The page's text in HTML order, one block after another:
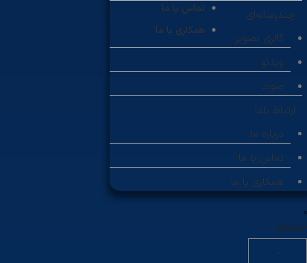
تماس با ما
همکاری با ما
چندرسانه‌ای
گالری تصویر
ویدئو
صوت
ارتباط باما
درباره ما
تماس با ما
همکاری با ما
جستجو